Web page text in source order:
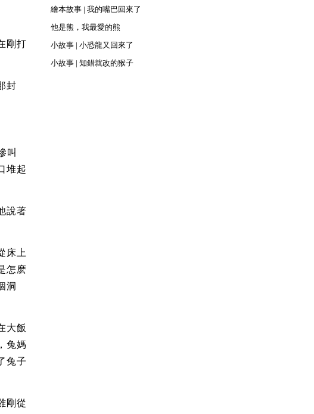
剛打
封
叫
堆起
說著
床上
怎麽
洞
大飯
兔媽
兔子
剛從
繪本故事 | 我的嘴巴回來了
他是熊，我最愛的熊
小故事 | 小恐龍又回來了
小故事 | 知錯就改的猴子